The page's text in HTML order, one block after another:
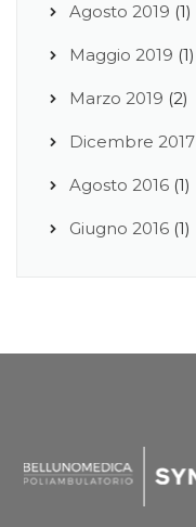
Agosto 2019 (1)
Maggio 2019 (1)
Marzo 2019 (2)
Dicembre 2017
Agosto 2016 (1)
Giugno 2016 (1)